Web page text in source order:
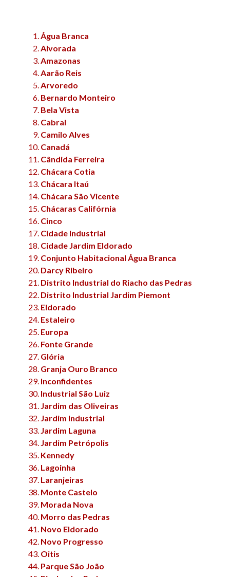
Água Branca
Alvorada
Amazonas
Aarão Reis
Arvoredo
Bernardo Monteiro
Bela Vista
Cabral
Camilo Alves
Canadá
Cândida Ferreira
Chácara Cotia
Chácara Itaú
Chácara São Vicente
Chácaras Califórnia
Cinco
Cidade Industrial
Cidade Jardim Eldorado
Conjunto Habitacional Água Branca
Darcy Ribeiro
Distrito Industrial do Riacho das Pedras
Distrito Industrial Jardim Piemont
Eldorado
Estaleiro
Europa
Fonte Grande
Glória
Granja Ouro Branco
Inconfidentes
Industrial São Luiz
Jardim das Oliveiras
Jardim Industrial
Jardim Laguna
Jardim Petrópolis
Kennedy
Lagoinha
Laranjeiras
Monte Castelo
Morada Nova
Morro das Pedras
Novo Eldorado
Novo Progresso
Oitis
Parque São João